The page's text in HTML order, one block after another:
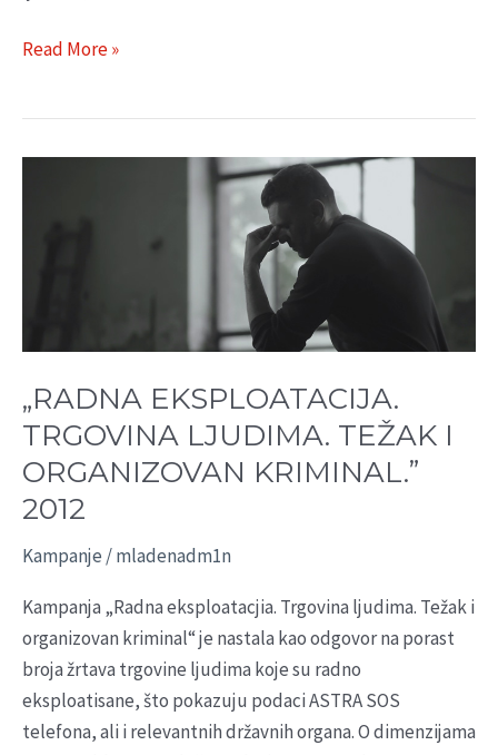
Read More »
„RADNA EKSPLOATACIJA.
TRGOVINA LJUDIMA. TEŽAK I
ORGANIZOVAN KRIMINAL.”
2012
Kampanje /mladenadm1n
Kampanja „Radna eksploatacjia. Trgovina ljudima. Težak i
organizovan kriminal“ je nastala kao odgovor na porast
broja žrtava trgovine ljudima koje su radno
eksploatisane, što pokazuju podaci ASTRA SOS
telefona, ali i relevantnih državnih organa. O dimenzijama
ORGANIZOVAN
KRIMINAL.”
2012